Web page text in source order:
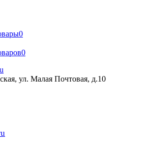
0
0
ул. Малая Почтовая, д.10